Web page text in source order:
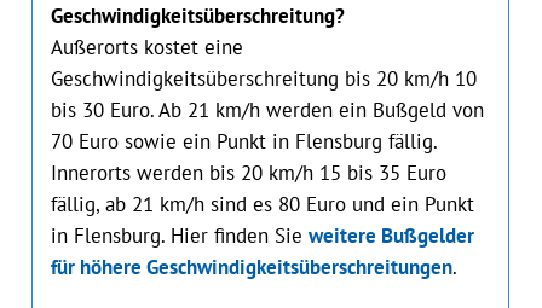
Geschwindigkeitsüberschreitung?
Außerorts kostet eine
Geschwindigkeitsüberschreitung bis 20 km/h 10
bis 30 Euro. Ab 21 km/h werden ein Bußgeld von
70 Euro sowie ein Punkt in Flensburg fällig.
Innerorts werden bis 20 km/h 15 bis 35 Euro
fällig, ab 21 km/h sind es 80 Euro und ein Punkt
in Flensburg. Hier finden Sie weitere Bußgelder
für höhere Geschwindigkeitsüberschreitungen.